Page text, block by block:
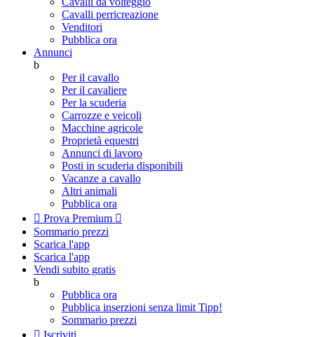
Cavalli perricreazione
Venditori
Pubblica ora
Annunci
b
Per il cavallo
Per il cavaliere
Per la scuderia
Carrozze e veicoli
Macchine agricole
Proprietà equestri
Annunci di lavoro
Posti in scuderia disponibili
Vacanze a cavallo
Altri animali
Pubblica ora
 Prova Premium 
Sommario prezzi
Scarica l'app
Scarica l'app
Vendi subito gratis
b
Pubblica ora
Pubblica inserzioni senza limit Tipp!
Sommario prezzi
 Iscriviti